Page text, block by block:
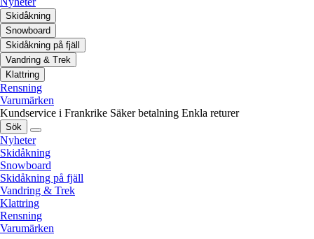
Skidåkning
Snowboard
Skidåkning på fjäll
Vandring & Trek
Klattring
Rensning
Varumärken
Kundservice i Frankrike Säker betalning Enkla returer
Sök
Nyheter
Skidåkning
Snowboard
Skidåkning på fjäll
Vandring & Trek
Klattring
Rensning
Varumärken